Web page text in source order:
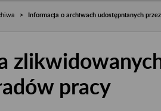
Informacja o archiwach udostępnianych
pracy